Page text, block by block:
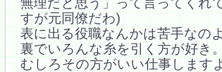
すが元同僚だわ)
表に出る役職なんかは苦手なの
裏でいろんな糸を引く方が好き
むしろその方がいい仕事します